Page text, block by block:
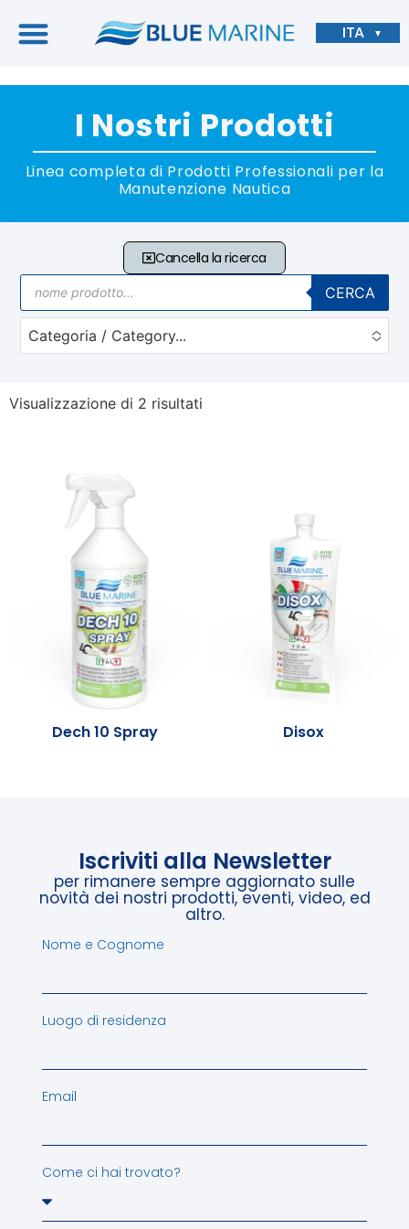
ITA ▼
I Nostri Prodotti
Linea completa di Prodotti Professionali per la
Manutenzione Nautica
Cancella la ricerca
CERCA
Categoria / Category...
Visualizzazione di 2 risultati
Dech 10 Spray Disox
Iscriviti alla Newsletter
per rimanere sempre aggiornato sulle
novità dei nostri prodotti, eventi, video, ed
altro.
Nome e Cognome
Luogo di residenza
Email
Come ci hai trovato?